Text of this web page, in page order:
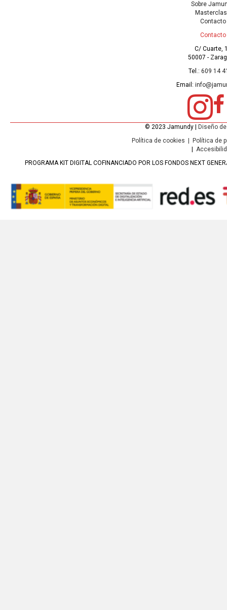
Sobre
Contacto
Contacto
C/ Cuarte,
50007 -
Tel.: 609 14
Email:
© 2023 Jamundy |
Diseño
Política de cookies
Política de
PROGRAMA KIT DIGITAL COFINANCIADO POR LOS FONDOS NEXT